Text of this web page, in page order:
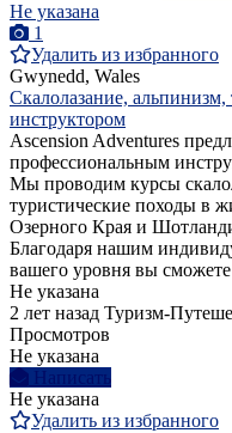
Не указана
1
Удалить из избранного
Gwynedd, Wales
Скалолазание,
инструктором
Ascension Adventures
профессиональным
Мы проводим курсы
туристические походы в
Озерного Края и
Благодаря нашим
вашего уровня вы сможете
Не указана
2 лет назад Туризм-
Просмотров
Не указана
Написать
Не указана
Удалить из избранного